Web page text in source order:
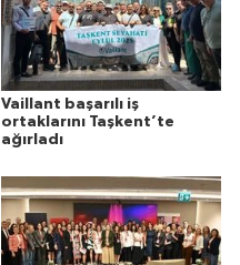
Vaillant başarılı iş
ortaklarını Taşkent’te
ağırladı